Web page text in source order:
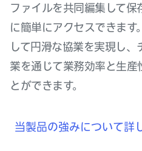
ファイルを共同編集して保
に簡単にアクセスできます
して円滑な協業を実現し
業を通じて業務効率と生産
とができます。
当製品の強みについて詳